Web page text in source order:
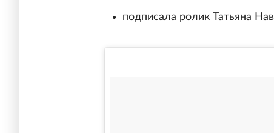
подписала ролик Татьяна